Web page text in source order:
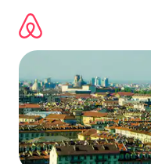
direct
naar
inhoud